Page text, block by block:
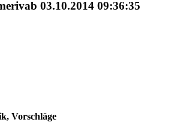
03.10.2014 09:36:35
Vorschläge